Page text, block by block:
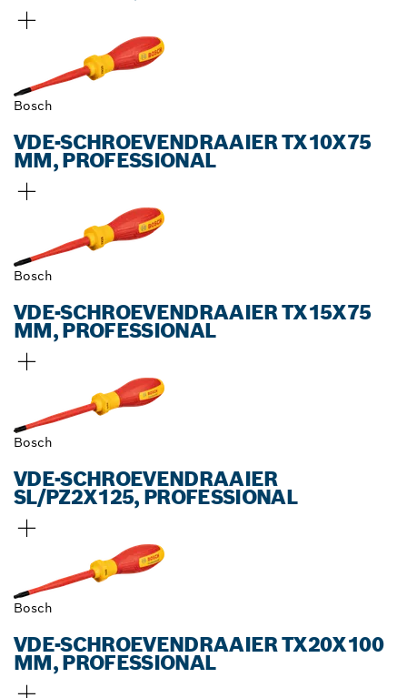
Bosch
VDE-SCHROEVENDRAAIER TX10X75
MM, PROFESSIONAL
Bosch
VDE-SCHROEVENDRAAIER TX15X75
MM, PROFESSIONAL
Bosch
VDE-SCHROEVENDRAAIER
SL/PZ2X125, PROFESSIONAL
Bosch
VDE-SCHROEVENDRAAIER TX20X100
MM, PROFESSIONAL